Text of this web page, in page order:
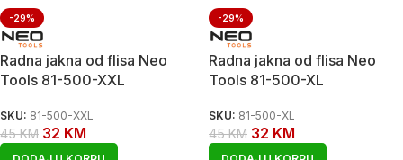
-29%
Radna jakna od flisa Neo
Tools 81-500-XXL
SKU: 81-500-XXL
45KM 32 KM
-29%
Radna jakna od flisa Neo
Tools 81-500-XL
SKU: 81-500-XL
45KM 32 KM